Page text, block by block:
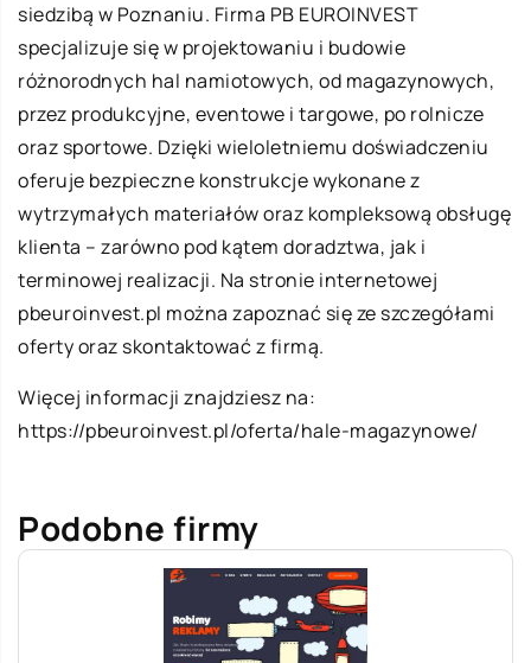
siedzibą w Poznaniu. Firma PB EUROINVEST
specjalizuje się w projektowaniu i budowie
różnorodnych hal namiotowych, od magazynowych,
przez produkcyjne, eventowe i targowe, po rolnicze
oraz sportowe. Dzięki wieloletniemu doświadczeniu
oferuje bezpieczne konstrukcje wykonane z
wytrzymałych materiałów oraz kompleksową obsługę
klienta – zarówno pod kątem doradztwa, jak i
terminowej realizacji. Na stronie internetowej
pbeuroinvest.pl można zapoznać się ze szczegółami
oferty oraz skontaktować z firmą.
Więcej informacji znajdziesz na:
https://pbeuroinvest.pl/oferta/hale-magazynowe/
Podobne firmy